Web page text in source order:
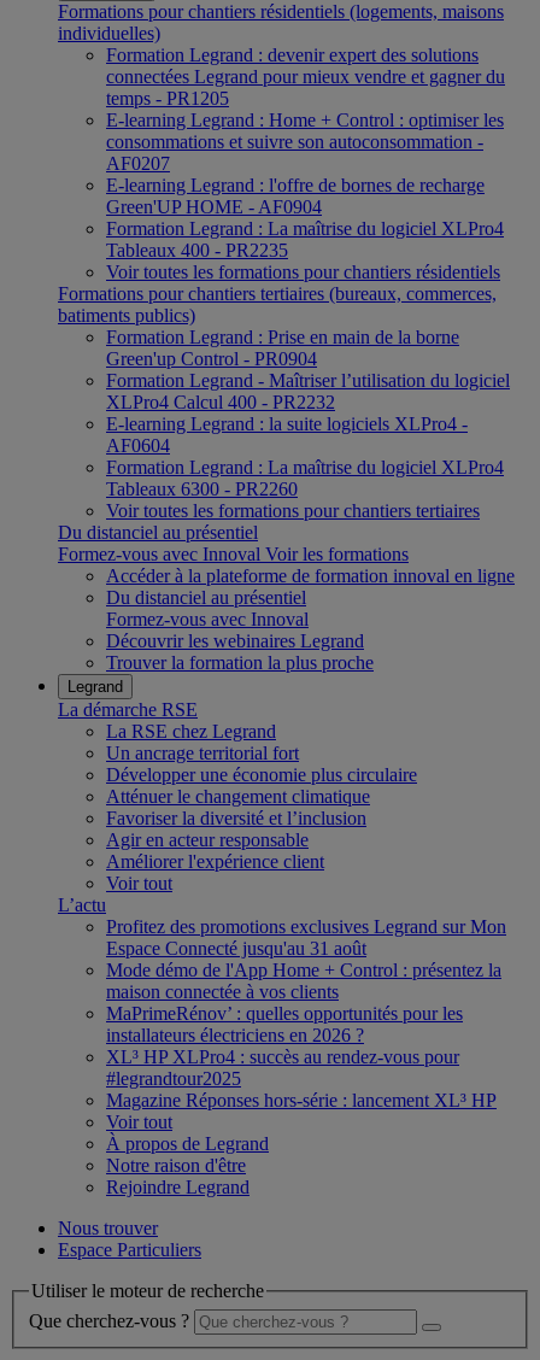
Formations pour chantiers résidentiels (logements, maisons
individuelles)
Formation Legrand : devenir expert des solutions
connectées Legrand pour mieux vendre et gagner du
temps - PR1205
E-learning Legrand : Home + Control : optimiser les
consommations et suivre son autoconsommation -
AF0207
E-learning Legrand : l'offre de bornes de recharge
Green'UP HOME - AF0904
Formation Legrand : La maîtrise du logiciel XLPro4
Tableaux 400 - PR2235
Voir toutes les formations pour chantiers résidentiels
Formations pour chantiers tertiaires (bureaux, commerces,
batiments publics)
Formation Legrand : Prise en main de la borne
Green'up Control - PR0904
Formation Legrand - Maîtriser l’utilisation du logiciel
XLPro4 Calcul 400 - PR2232
E-learning Legrand : la suite logiciels XLPro4 -
AF0604
Formation Legrand : La maîtrise du logiciel XLPro4
Tableaux 6300 - PR2260
Voir toutes les formations pour chantiers tertiaires
Du distanciel au présentiel
Formez-vous avec Innoval Voir les formations
Accéder à la plateforme de formation innoval en ligne
Du distanciel au présentiel
Formez-vous avec Innoval
Découvrir les webinaires Legrand
Trouver la formation la plus proche
Legrand
La démarche RSE
La RSE chez Legrand
Un ancrage territorial fort
Développer une économie plus circulaire
Atténuer le changement climatique
Favoriser la diversité et l’inclusion
Agir en acteur responsable
Améliorer l'expérience client
Voir tout
L’actu
Profitez des promotions exclusives Legrand sur Mon
Espace Connecté jusqu'au 31 août
Mode démo de l'App Home + Control : présentez la
maison connectée à vos clients
MaPrimeRénov’ : quelles opportunités pour les
installateurs électriciens en 2026 ?
XL³ HP XLPro4 : succès au rendez-vous pour
#legrandtour2025
Magazine Réponses hors-série : lancement XL³ HP
Voir tout
À propos de Legrand
Notre raison d'être
Rejoindre Legrand
Nous trouver
Espace Particuliers
Utiliser le moteur de recherche
Que cherchez-vous ?